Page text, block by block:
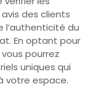
des clients
l’authenticité du
En optant pour
pourrez
uniques qui
votre espace.